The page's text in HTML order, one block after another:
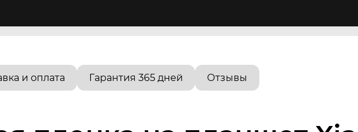
и оплата Гарантия 365 дней Отзывы